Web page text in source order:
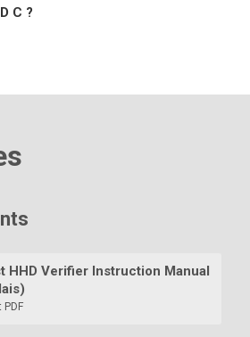
C ?
HHD Verifier Instruction Manual
PDF